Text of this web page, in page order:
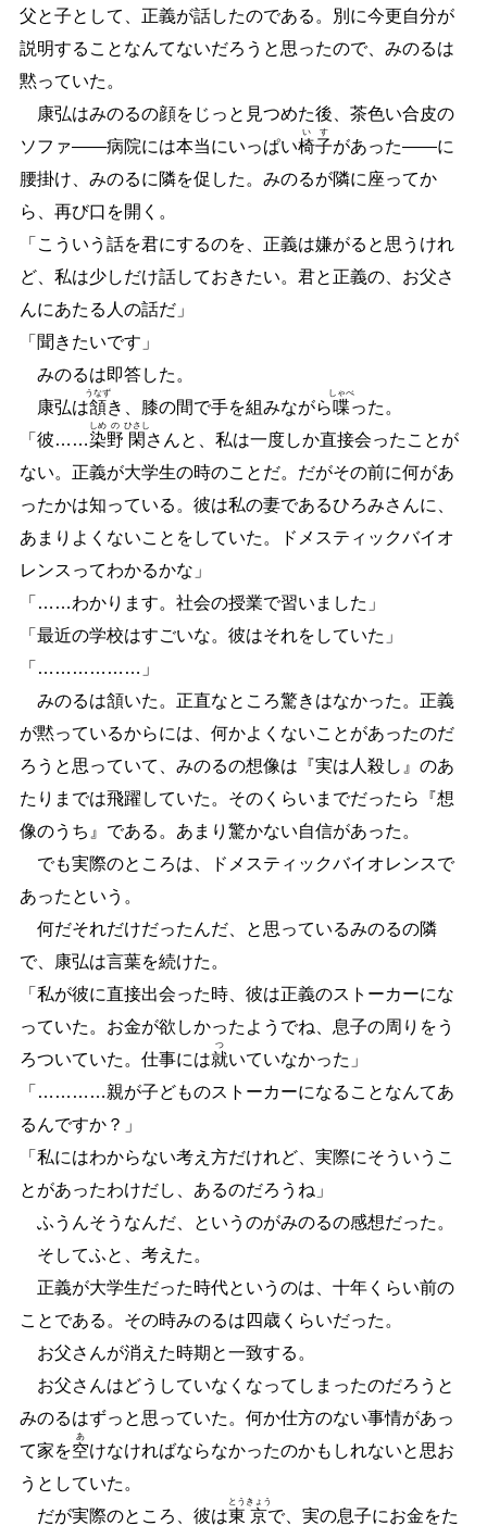
父と子として、正義が話したのである。別に今更自分が
説明することなんてないだろうと思ったので、みのるは
黙っていた。
康弘はみのるの顔をじっと見つめた後、茶色い合皮の
ソファ――病院には本当にいっぱい椅
い
子
す
があった――に
腰掛け、みのるに隣を促した。みのるが隣に座ってか
ら、再び口を開く。
「こういう話を君にするのを、正義は嫌がると思うけれ
ど、私は少しだけ話しておきたい。君と正義の、お父さ
んにあたる人の話だ」
「聞きたいです」
みのるは即答した。
康弘は頷
うなず
き、膝の間で手を組みながら喋
しゃべ
った。
「彼… …染
しめ
野
の
閑
ひさし
さんと、私は一度しか直接会ったことが
ない。正義が大学生の時のことだ。だがその前に何があ
ったかは知っている。彼は私の妻であるひろみさんに、
あまりよくないことをしていた。ドメスティックバイオ
レンスってわかるかな」
「 … …わかります。社会の授業で習いました」
「最近の学校はすごいな。彼はそれをしていた」
「 … … … … … … 」
みのるは頷いた。正直なところ驚きはなかった。正義
が黙っているからには、何かよくないことがあったのだ
ろうと思っていて、みのるの想像は『実は人殺し』のあ
たりまでは飛躍していた。そのくらいまでだったら『想
像のうち』である。あまり驚かない自信があった。
でも実際のところは、ドメスティックバイオレンスで
あったという。
何だそれだけだったんだ、と思っているみのるの隣
で、康弘は言葉を続けた。
「私が彼に直接出会った時、彼は正義のストーカーにな
っていた。お金が欲しかったようでね、息子の周りをう
ろついていた。仕事には就
つ
いていなかった」
「 … … … …親が子どものストーカーになることなんてあ
るんですか？」
「私にはわからない考え方だけれど、実際にそういうこ
とがあったわけだし、あるのだろうね」
ふうんそうなんだ、というのがみのるの感想だった。
そしてふと、考えた。
正義が大学生だった時代というのは、十年くらい前の
ことである。その時みのるは四歳くらいだった。
お父さんが消えた時期と一致する。
お父さんはどうしていなくなってしまったのだろうと
みのるはずっと思っていた。何か仕方のない事情があっ
て家を空
あ
けなければならなかったのかもしれないと思お
うとしていた。
だが実際のところ、彼は東
とう
京
きょう
で、実の息子にお金をた